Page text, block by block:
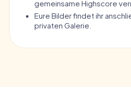
gemeinsame Highscore
Eure Bilder findet ihr
privaten Galerie.